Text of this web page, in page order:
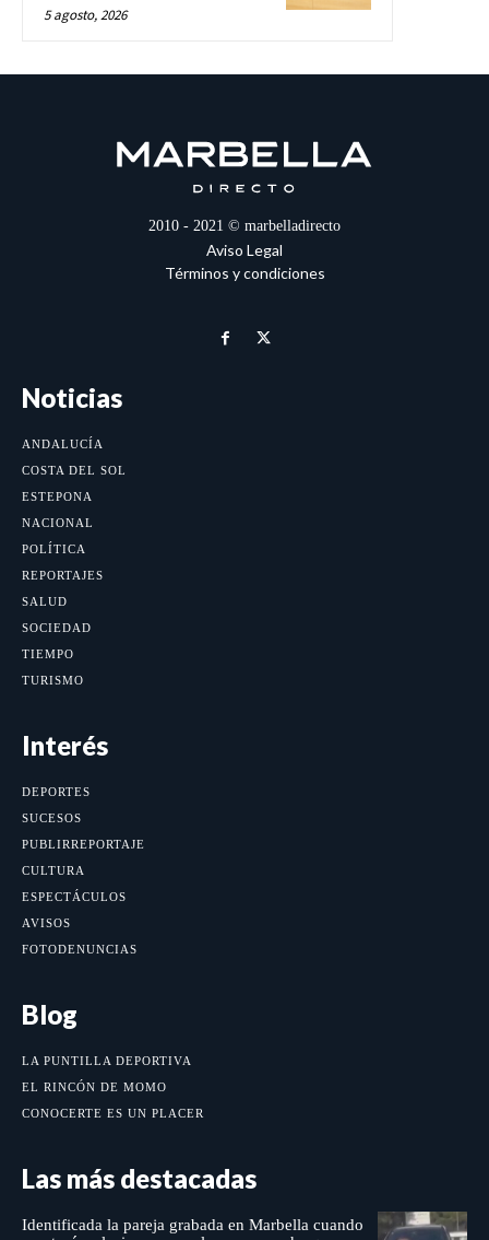
5 agosto, 2026
2010 - 2021 © marbelladirecto
Aviso Legal
Términos y condiciones
Noticias
ANDALUCÍA
COSTA DEL SOL
ESTEPONA
NACIONAL
POLÍTICA
REPORTAJES
SALUD
SOCIEDAD
TIEMPO
TURISMO
Interés
DEPORTES
SUCESOS
PUBLIRREPORTAJE
CULTURA
ESPECTÁCULOS
AVISOS
FOTODENUNCIAS
Blog
LA PUNTILLA DEPORTIVA
EL RINCÓN DE MOMO
CONOCERTE ES UN PLACER
Las más destacadas
Identificada la pareja grabada en Marbella cuando